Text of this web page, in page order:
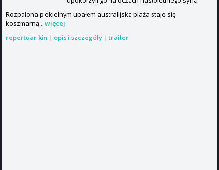
Rozpalona piekielnym upałem australijska plaża staje się
koszmarną... więcej
repertuar kin | opis i szczegóły | trailer